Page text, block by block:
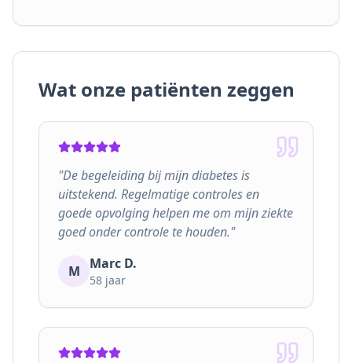
Wat onze patiënten zeggen
"De begeleiding bij mijn diabetes is
uitstekend. Regelmatige controles en
goede opvolging helpen me om mijn ziekte
goed onder controle te houden."
M Marc D.
58 jaar